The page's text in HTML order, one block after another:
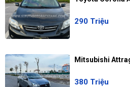
290 Triệu
Mitsubishi
380 Triệu